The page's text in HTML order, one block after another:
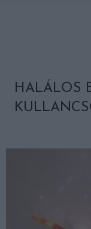
HALÁLOS